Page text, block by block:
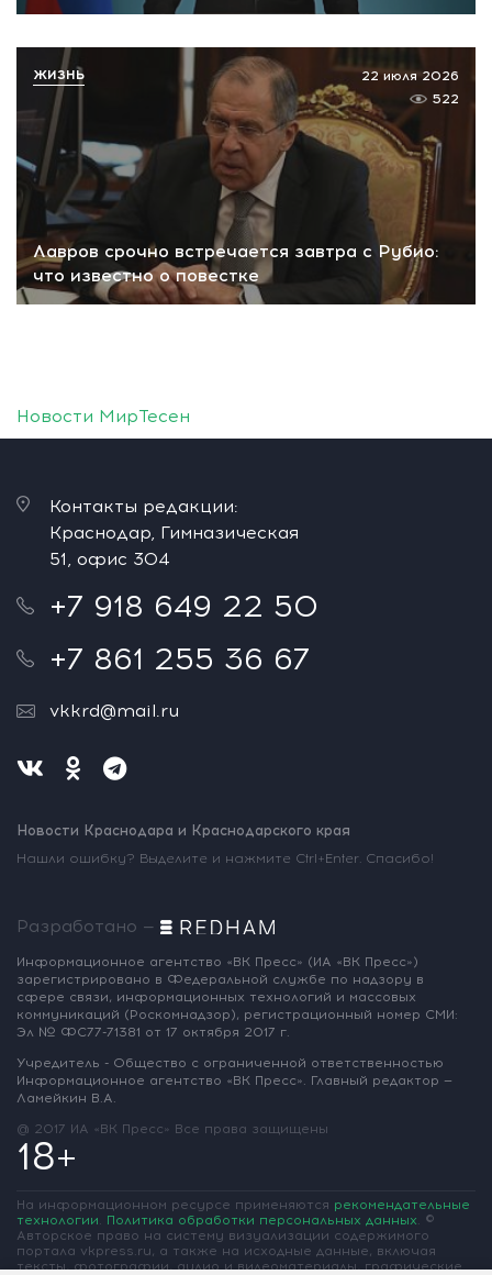
Лавров срочно встречается завтра с Рубио:
что известно о повестке
22 июля 2026
522
ЖИЗНЬ
Новости МирТесен
Контакты редакции:
Краснодар, Гимназическая
51, офис 304
+7 918 649 22 50
+7 861 255 36 67
vkkrd@mail.ru
Новости Краснодара и Краснодарского края
Нашли ошибку? Выделите и нажмите Ctrl+Enter. Спасибо!
Разработано —
Информационное агентство «ВК Пресс» (ИА «ВК Пресс»)
зарегистрировано в Федеральной службе по надзору в
сфере связи, информационных технологий и массовых
коммуникаций (Роскомнадзор), регистрационный номер СМИ:
Эл № ФС77-71381 от 17 октября 2017 г.
Учредитель - Общество с ограниченной ответственностью
Информационное агентство «ВК Пресс». Главный редактор —
Ламейкин В.А.
@ 2017 ИА «ВК Пресс» Все права защищены
18+
На информационном ресурсе применяются рекомендательные
технологии. Политика обработки персональных данных. ©
Авторское право на систему визуализации содержимого
портала vkpress.ru, а также на исходные данные, включая
тексты, фотографии, аудио и видеоматериалы, графические